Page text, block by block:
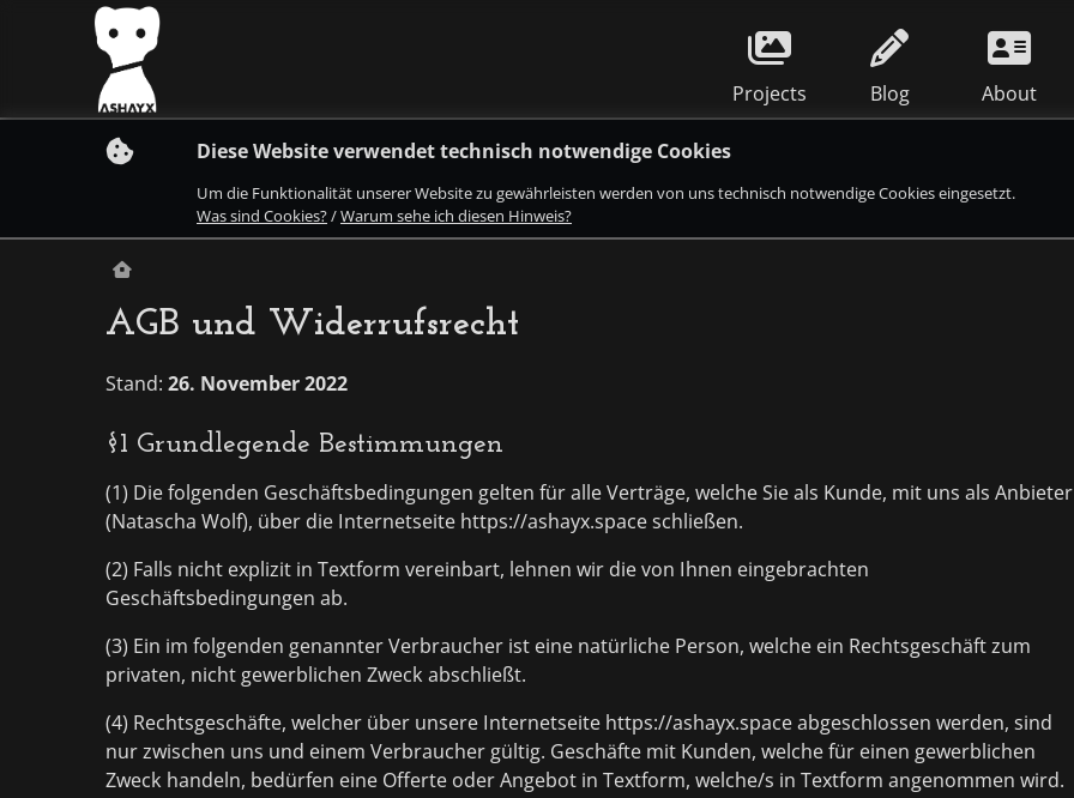
o
Projects Blog About
Diese Website verwendet technisch notwendige Cookies
Um die Funktionalität unserer Website zu gewährleisten werden von uns technisch notwendige Cookies eingesetzt.
Was sind Cookies?/Warum sehe ich diesen Hinweis?
AGB und Widerrufsrecht
Stand: 26. November 2022
§1 Grundlegende Bestimmungen
(1) Die folgenden Geschäftsbedingungen gelten für alle Verträge, welche Sie als Kunde, mit uns als Anbieter
(Natascha Wolf), über die Internetseite https://ashayx.space schließen.
(2) Falls nicht explizit in Textform vereinbart, lehnen wir die von Ihnen eingebrachten
Geschäftsbedingungen ab.
(3) Ein im folgenden genannter Verbraucher ist eine natürliche Person, welche ein Rechtsgeschäft zum
privaten, nicht gewerblichen Zweck abschließt.
(4) Rechtsgeschäfte, welcher über unsere Internetseite https://ashayx.space abgeschlossen werden, sind
nur zwischen uns und einem Verbraucher gültig. Geschäfte mit Kunden, welche für einen gewerblichen
Zweck handeln, bedürfen eine Offerte oder Angebot in Textform, welche/s in Textform angenommen wird.